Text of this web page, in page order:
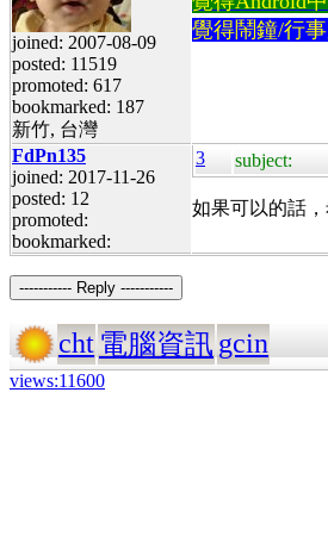
joined: 2007-08-09
posted: 11519
promoted: 617
bookmarked: 187
新竹, 台灣
覺得鬧鐘/行
FdPn135
joined: 2017-11-26
posted: 12
promoted:
bookmarked:
3 subject:
如果可以的話
----------- Reply -----------
cht 電腦資訊 gcin
views:11600